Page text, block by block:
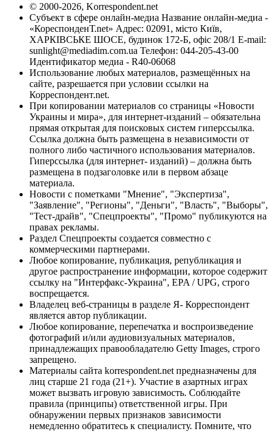
© 2000-2026, Korrespondent.net
Субъект в сфере онлайн-медиа Название онлайн-медиа -
«КореспонденТ.net» Адрес: 02091, місто Київ,
ХАРКІВСЬКЕ ШОСЕ, будинок 172-Б, офіс 208/1 E-mail:
sunlight@mediadim.com.ua Телефон: 044-205-43-00
Идентификатор медиа - R40-06068
Использование любых материалов, размещённых на
сайте, разрешается при условии ссылки на
Корреспондент.net.
При копировании материалов со страницы «Новости
Украины и мира», для интернет-изданий – обязательна
прямая открытая для поисковых систем гиперссылка.
Ссылка должна быть размещена в независимости от
полного либо частичного использования материалов.
Гиперссылка (для интернет- изданий) – должна быть
размещена в подзаголовке или в первом абзаце
материала.
Новости с пометками "Мнение", "Экспертиза",
"Заявление", "Регионы", "Деньги", "Власть", "Выборы",
"Тест-драйв", "Спецпроекты", "Промо" публикуются на
правах рекламы.
Раздел Спецпроекты создается совместно с
коммерческими партнерами.
Любое копирование, публикация, републикация и
другое распространение информации, которое содержит
ссылку на "Интерфакс-Украина", EPA / UPG, строго
воспрещается.
Владелец веб-страницы в разделе Я- Корреспондент
является автор публикации.
Любое копирование, перепечатка и воспроизведение
фотографий и/или аудиовизуальных материалов,
принадлежащих правообладателю Getty Images, строго
запрещено.
Материалы сайта korrespondent.net предназначены для
лиц старше 21 года (21+). Участие в азартных играх
может вызвать игровую зависимость. Соблюдайте
правила (принципы) ответственной игры. При
обнаружении первых признаков зависимости
немедленно обратитесь к специалисту. Помните, что